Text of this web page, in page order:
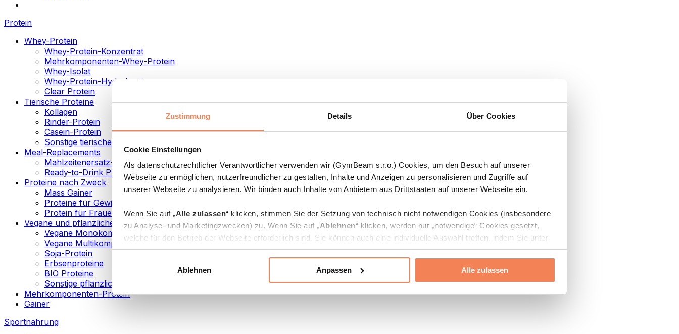
Zustimmung Details Über Cookies
Cookie Einstellungen
Als datenschutzrechtlicher Verantwortlicher verwenden wir (GymBeam s.r.o.) Cookies, um den Besuch auf unserer
Webseite zu ermöglichen, nutzerfreundlicher zu gestalten, Inhalte und Anzeigen zu personalisieren und Zugriffe auf
unserer Webseite zu analysieren. Wir binden auch Inhalte von Anbietern aus Drittstaaten auf unserer Webseite ein.
Wenn Sie auf „Alle zulassen“ klicken, stimmen Sie der Setzung von technisch nicht notwendigen Cookies (insbesondere
zu Analyse- und Marketingzwecken) zu. Wenn Sie auf „Ablehnen“ klicken, werden nur „notwendige“ Cookies gesetzt,
welche für den Betrieb der Webseite erforderlich sind. Sie können auch eine individuelle Auswahl treffen, indem Sie unter
„Anpassen“ einzelne Kategorien an- oder abwählen und „Auswahl erlauben“ klicken.
Weitere Informationen über die Verarbeitung Ihrer Daten finden Sie in den Unterpunkten „Details“ und „Über Cookies“
Ablehnen Anpassen Alle zulassen
Protein
Whey-Protein
Whey-Protein-Konzentrat
Mehrkomponenten-Whey-Protein
Whey-Isolat
Whey-Protein-Hydrolysat
Clear Protein
Tierische Proteine
Kollagen
Rinder-Protein
Casein-Protein
Sonstige tierische Proteine
Meal-Replacements
Mahlzeitenersatz-Pulver
Ready-to-Drink Proteingetränke
Proteine nach Zweck
Mass Gainer
Proteine für Gewichtsverlust
Protein für Frauen
Vegane und pflanzliche Proteine
Vegane Monokomponenten-Proteine
Vegane Multikomponenten-Proteine
Soja-Protein
Erbsenproteine
BIO Proteine
Sonstige pflanzliche Proteine
Mehrkomponenten-Protein
Gainer
Sportnahrung